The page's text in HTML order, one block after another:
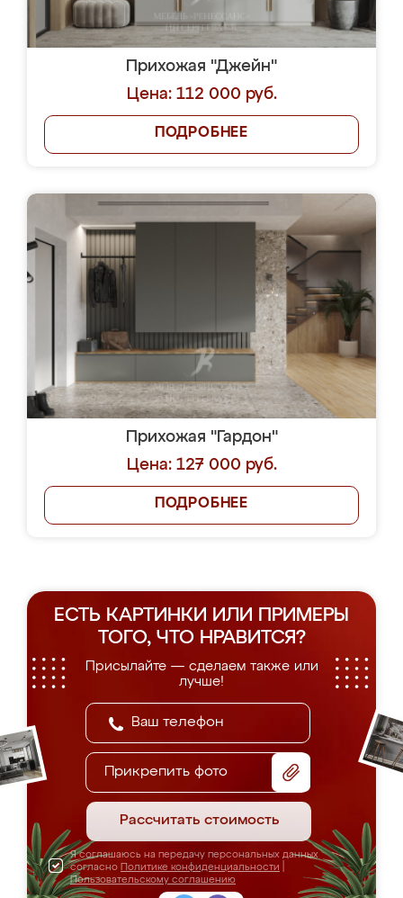
Прихожая "Джейн"
Цена: 112 000 руб.
ПОДРОБНЕЕ
Прихожая "Гардон"
Цена: 127 000 руб.
ПОДРОБНЕЕ
ЕСТЬ КАРТИНКИ ИЛИ ПРИМЕРЫ
ТОГО, ЧТО НРАВИТСЯ?
Присылайте — сделаем также или
лучше!
Прикрепить фото
Рассчитать стоимость
Я соглашаюсь на передачу персональных данных
согласно Политике конфиденциальности
Пользовательскому соглашению